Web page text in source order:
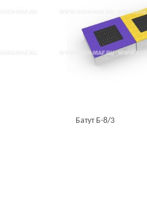
Батут Б-8/3